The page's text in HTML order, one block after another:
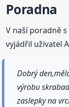
Poradna
V naší poradně
vyjádřil uživatel
Dobrý
výrobu
zaslepky na